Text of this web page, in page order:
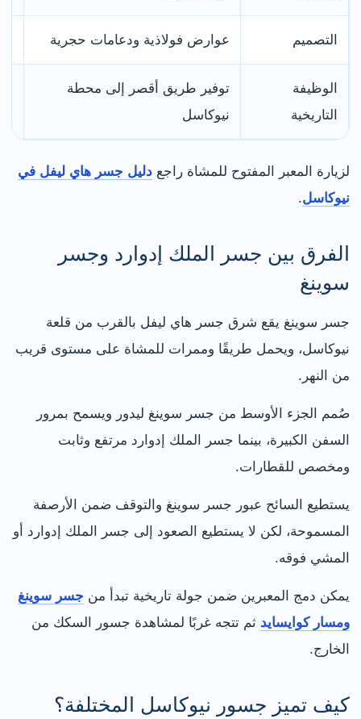
التصميم عوارض فولاذية ودعامات حجرية
الوظيفة
التاريخية
توفير طريق أقصر إلى محطة
نيوكاسل
لزيارة المعبر المفتوح للمشاة راجع دليل جسر هاي ليفل في
نيوكاسل.
الفرق بين جسر الملك إدوارد وجسر
سوينغ
جسر سوينغ يقع شرق جسر هاي ليفل بالقرب من قلعة
نيوكاسل، ويحمل طريقًا وممرات للمشاة على مستوى قريب
من النهر.
صُمم الجزء الأوسط من جسر سوينغ ليدور ويسمح بمرور
السفن الكبيرة، بينما جسر الملك إدوارد مرتفع وثابت
ومخصص للقطارات.
يستطيع السائح عبور جسر سوينغ والتوقف ضمن الأرصفة
المسموحة، لكن لا يستطيع الصعود إلى جسر الملك إدوارد أو
المشي فوقه.
يمكن دمج المعبرين ضمن جولة تاريخية تبدأ من جسر سوينغ
ومسار كوايسايد ثم تتجه غربًا لمشاهدة جسور السكك من
الخارج.
كيف تميز جسور نيوكاسل المختلفة؟